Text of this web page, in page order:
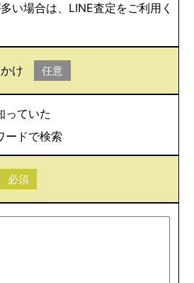
い場合は、LINE査定をご利用く
け 任意
っていた
ードで検索
必須